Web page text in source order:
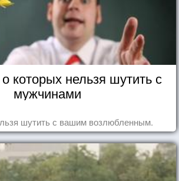
которых нельзя шутить с
мужчинами
шутить с вашим возлюбленным.